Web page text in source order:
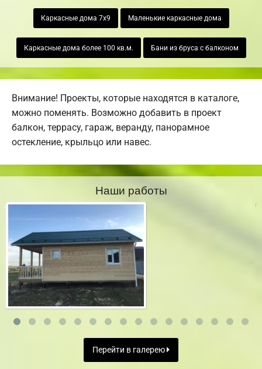
Каркасные дома 7х9 Маленькие каркасные дома
Каркасные дома более 100 кв.м. Бани из бруса с балконом
Внимание! Проекты, которые находятся в каталоге,
можно поменять. Возможно добавить в проект
балкон, террасу, гараж, веранду, панорамное
остекление, крыльцо или навес.
Наши работы
Перейти в галерею